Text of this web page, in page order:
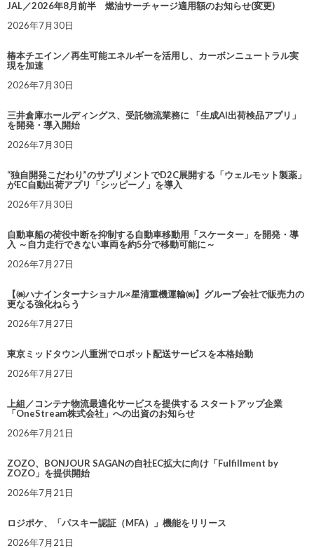
JAL／2026年8月前半 燃油サーチャージ適用額のお知らせ(変更)
2026年7月30日
椿本チエイン／再生可能エネルギーを活用し、カーボンニュートラル実
現を加速
2026年7月30日
三井倉庫ホールディングス、受託物流業務に 「生成AI出荷検品アプリ」
を開発・導入開始
2026年7月30日
“独自開発こだわり”のサプリメントでD2C展開する「ウェルモット製薬」
がEC自動出荷アプリ「シッピーノ」を導入
2026年7月30日
自動車船の荷役中断を抑制する自動車移動用「スケーター」を開発・導
入 ～自力走行できない車両を約5分で移動可能に～
2026年7月27日
【㈱ハナインターナショナル×星清重機運輸㈱】グループ会社で販売力の
更なる強化ねらう
2026年7月27日
東京ミッドタウン八重洲でロボット配送サービスを本格始動
2026年7月27日
上組／コンテナ物流最適化サービスを提供する スタートアップ企業
「OneStream株式会社」への出資のお知らせ
2026年7月21日
ZOZO、BONJOUR SAGANの自社EC拡大に向け「Fulfillment by
ZOZO」を提供開始
2026年7月21日
ロジポケ、「パスキー認証（MFA）」機能をリリース
2026年7月21日